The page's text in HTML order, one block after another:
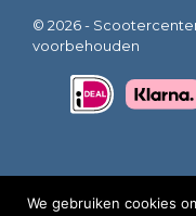
© 2026 -
voorbehouden
We gebruiken cookies